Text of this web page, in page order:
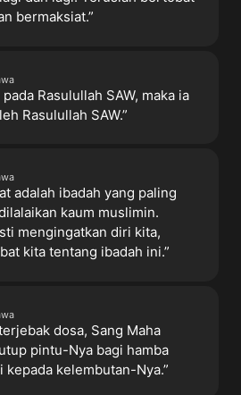
bermaksiat.”
Rasulullah SAW, maka ia
Rasulullah SAW.”
adalah ibadah yang paling
kaum muslimin.
mengingatkan diri kita,
kita tentang ibadah ini.”
dosa, Sang Maha
pintu-Nya bagi hamba
kelembutan-Nya.”